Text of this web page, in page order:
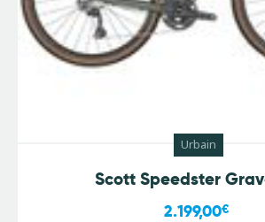
Urbain
Scott Speedster
2.199,00€